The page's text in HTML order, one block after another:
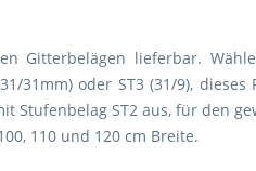
Gitterbelägen lieferbar.
31mm) oder ST3 (31/9),
Stufenbelag ST2 aus, für den
110 und 120 cm Breite.